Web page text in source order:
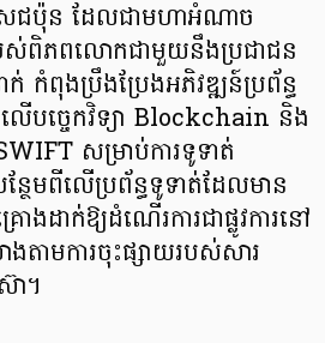
សជប៉ុន ដែលជាមហាអំណាច
ស់ពិភពលោកជាមួយនឹងប្រជាជន
កំពុងប្រឹងប្រែងអភិវឌ្ឍន៍ប្រព័ន្ធ
ើបច្ចេកវិទ្យា Blockchain និង
សម្រាប់ការទូទាត់
ែមពីលើប្រព័ន្ធទូទាត់ដែលមាន
ងដាក់ឱ្យដំណើរការជាផ្លូវការនៅ
តាមការចុះផ្សាយរបស់សារ
ា។